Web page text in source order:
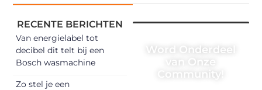
RECENTE BERICHTEN
Van energielabel tot
decibel dit telt bij een
Bosch wasmachine
Zo stel je een
Word Onderdeel
van Onze
Community!